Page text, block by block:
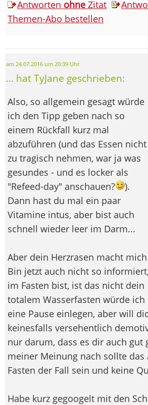
Antworten ohne Zitat
Themen-Abo bestellen
am 24.07.2016 um 20:39 Uhr
... hat TyJane geschrieben:
Also, so allgemein gesagt würde
ich den Tipp geben nach so
einem Rückfall kurz mal
abzuführen (und das Essen nicht
zu tragisch nehmen, war ja was
gesundes - und es locker als
"Refeed-day" anschauen?
).
Dann hast du mal ein paar
Vitamine intus, aber bist auch
schnell wieder leer im Darm...
Aber dein Herzrasen macht
Bin jetzt auch nicht so
im Fasten bist, ist das nicht dein
totalem Wasserfasten würde ich
eine Pause einlegen, aber will
keinesfalls versehentlich
nur darum, dass es dir auch gut
meiner Meinung nach sollte das
Fasten der Fall sein und keine
Habe kurz gegoogelt mit den